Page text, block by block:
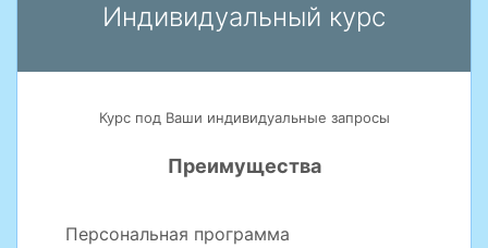
Индивидуальный курс
Курс под Ваши индивидуальные запросы
Преимущества
Персональная программа